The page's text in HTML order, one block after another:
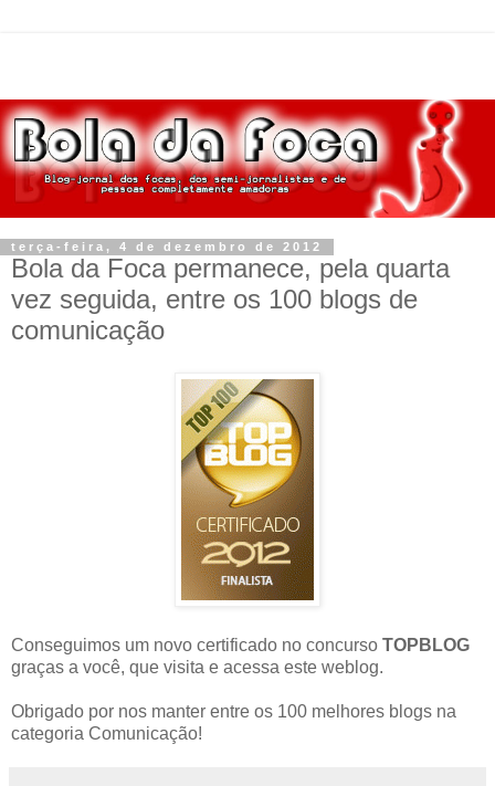
terça-feira, 4 de dezembro de 2012
Bola da Foca permanece, pela quarta
vez seguida, entre os 100 blogs de
comunicação
Conseguimos um novo certificado no concurso TOPBLOG
graças a você, que visita e acessa este weblog.
Obrigado por nos manter entre os 100 melhores blogs na
categoria Comunicação!